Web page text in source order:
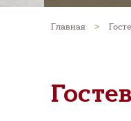
Главная >